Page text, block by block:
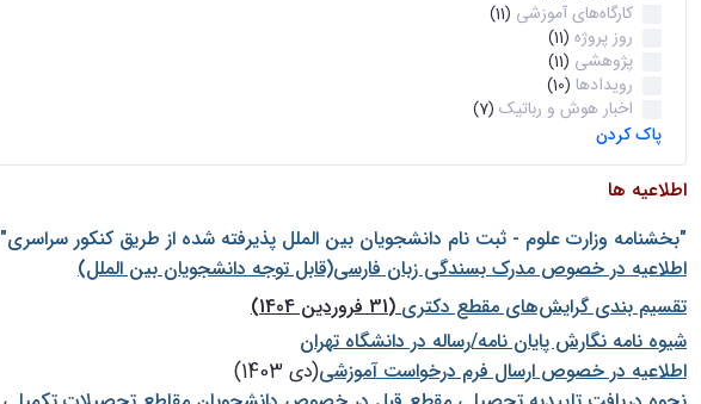
کارگاه‌های آموزشی (11)
روز پروژه (11)
پژوهشی (11)
رویدادها (10)
اخبار هوش و رباتیک (7)
پاک کردن
اطلاعیه ها
"بخشنامه وزارت علوم - ثبت نام دانشجويان بين الملل پذيرفته شده از طريق كنكور سراسری"
اطلاعیه در خصوص مدرک بسندگی زبان فارسی(قابل توجه دانشجویان بین الملل)
تقسیم بندی گرایش‌های مقطع دکتری(31 فروردین 1404)
شيوه نامه نگارش پايان نامه/رساله در دانشگاه تهران
اطلاعیه در خصوص ارسال فرم درخواست آموزشی(دی 1403)